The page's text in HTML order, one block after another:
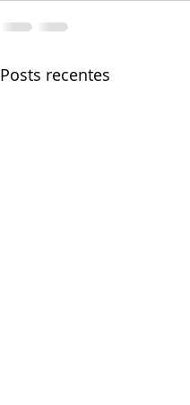
Posts recentes